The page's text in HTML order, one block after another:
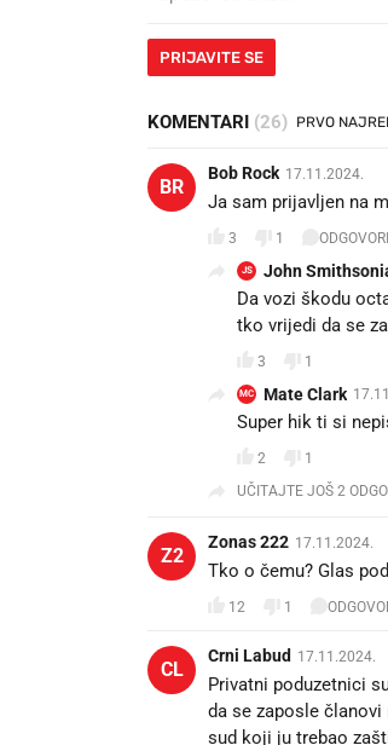
PRIJAVITE SE
KOMENTARI (26) PRVO
BR
Bob Rock 17.11.2024.
Ja sam prijavljen na
3 1
JS John
Da vozi škodu
tko vrijedi da se
3 1
MC Mate Clark
Super hik ti si
2
1
UČITAJTE JOŠ 2
Z2
Zonas 222 17.11.2024.
Tko o čemu? Glas
12 1
CL
Crni Labud 17.11.2024.
Privatni poduzetnici
da se zaposle
sud koji ju trebao